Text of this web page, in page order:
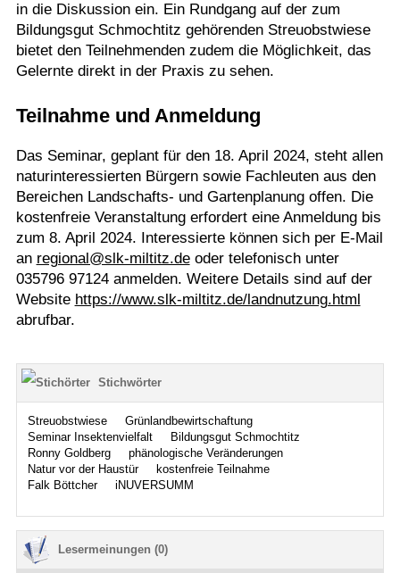
in die Diskussion ein. Ein Rundgang auf der zum
Bildungsgut Schmochtitz gehörenden Streuobstwiese
bietet den Teilnehmenden zudem die Möglichkeit, das
Gelernte direkt in der Praxis zu sehen.
Teilnahme und Anmeldung
Das Seminar, geplant für den 18. April 2024, steht allen
naturinteressierten Bürgern sowie Fachleuten aus den
Bereichen Landschafts- und Gartenplanung offen. Die
kostenfreie Veranstaltung erfordert eine Anmeldung bis
zum 8. April 2024. Interessierte können sich per E-Mail
an regional@slk-miltitz.deoder telefonisch unter
035796 97124 anmelden. Weitere Details sind auf der
Website https://www.slk-miltitz.de/landnutzung.html
abrufbar.
Stichwörter
Streuobstwiese
Grünlandbewirtschaftung
Seminar Insektenvielfalt
Bildungsgut Schmochtitz
Ronny Goldberg
phänologische Veränderungen
Natur vor der Haustür
kostenfreie Teilnahme
Falk Böttcher
iNUVERSUMM
Lesermeinungen (0)